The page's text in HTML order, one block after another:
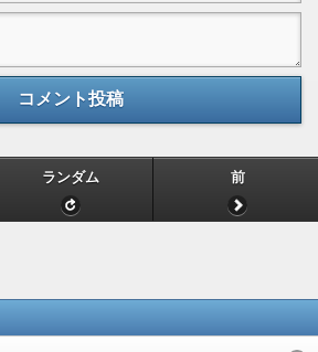
コメント投稿
ランダム 前